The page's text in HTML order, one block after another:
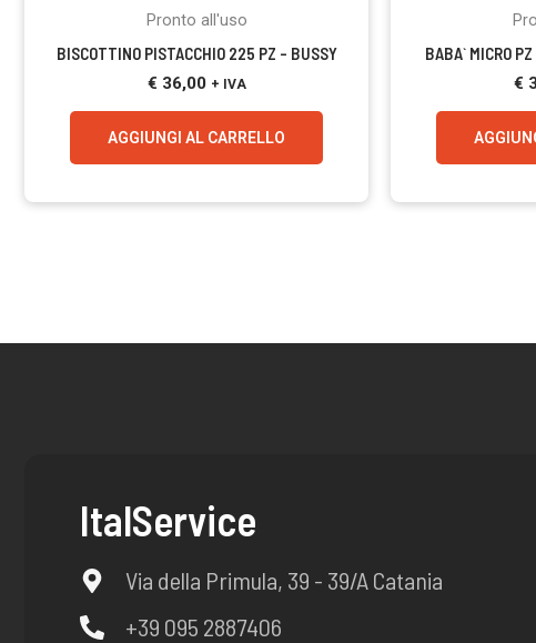
Pronto all'uso
BISCOTTINO PISTACCHIO 225 PZ – BUSSY
€ 36,00 + IVA
AGGIUNGI AL CARRELLO
BABA` MICRO
€
ItalService
Via della Primula, 39 - 39/A Catania
+39 095 2887406